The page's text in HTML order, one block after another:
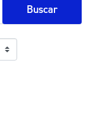
Buscar